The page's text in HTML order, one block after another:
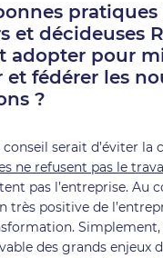
pratiques
et décideuses
adopter pour
et fédérer les
?
serait d’éviter la
ne refusent pas le
pas l’entreprise. Au
très positive de
Simplement,
des grands enjeux